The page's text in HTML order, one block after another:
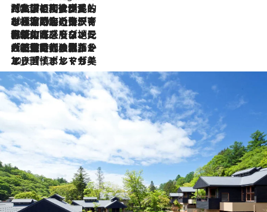
2026.7.27
「私の祖国はポルトガル語です」国民的詩人フェルナンド・ペソアと、彼が愛した文学の街を歩く
2026.7.26
ポルトガル近海が育む極上の海の幸。キリリと冷えた白ワインと愉しむ、シーフード専門店の贅沢
2026.7.22
伝統の味をモダンに昇華。高感度な地元客が集う、リスボンの最旬ガストロノミー
2026.7.21
大航海時代の栄華から、震災、独裁、そして革命へ。ポルトガル・首都リスボンの石畳に刻まれた「歴史の光と影」
2026.7.13
エッセイ・ヤマザキマリ「慎ましくも美しき国 ポルトガル」